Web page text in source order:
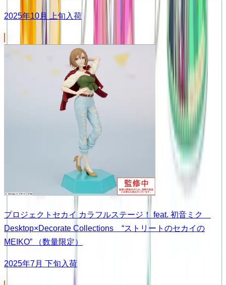
2025年10月 上旬入荷
プロジェクトセカイ カラフルステージ！ feat. 初音ミク
Desktop×Decorate Collections “ストリートのセカイの
MEIKO” （数量限定）
2025年7月 下旬入荷